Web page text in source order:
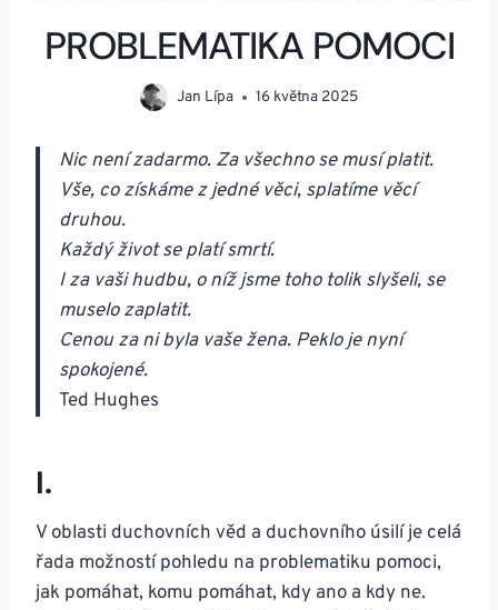
PROBLEMATIKA POMOCI
Jan Lípa 16 května 2025
Nic není zadarmo. Za všechno se musí platit.
Vše, co získáme z jedné věci, splatíme věcí
druhou.
Každý život se platí smrtí.
I za vaši hudbu, o níž jsme toho tolik slyšeli, se
muselo zaplatit.
Cenou za ni byla vaše žena. Peklo je nyní
spokojené.
Ted Hughes
I.
V oblasti duchovních věd a duchovního úsilí je celá
řada možností pohledu na problematiku pomoci,
jak pomáhat, komu pomáhat, kdy ano a kdy ne.